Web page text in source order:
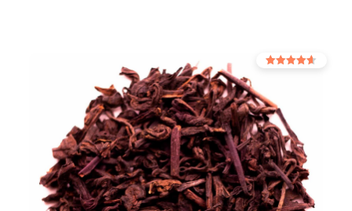
peuvent
être
choisies
sur
la
page
du
produit
Note
sur 5